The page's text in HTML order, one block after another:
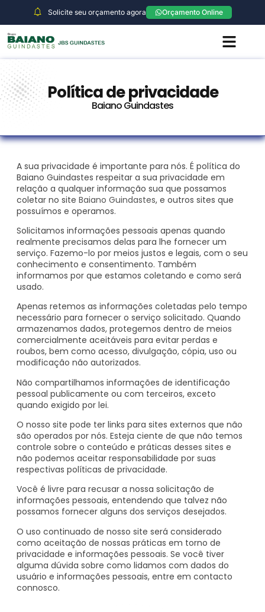
Solicite seu orçamento agora Orçamento Online
Política de privacidade
Baiano Guindastes
A sua privacidade é importante para nós. É política do
Baiano Guindastes respeitar a sua privacidade em
relação a qualquer informação sua que possamos
coletar no site Baiano Guindastes, e outros sites que
possuímos e operamos.
Solicitamos informações pessoais apenas quando
realmente precisamos delas para lhe fornecer um
serviço. Fazemo-lo por meios justos e legais, com o seu
conhecimento e consentimento. Também
informamos por que estamos coletando e como será
usado.
Apenas retemos as informações coletadas pelo tempo
necessário para fornecer o serviço solicitado. Quando
armazenamos dados, protegemos dentro de meios
comercialmente aceitáveis para evitar perdas e
roubos, bem como acesso, divulgação, cópia, uso ou
modificação não autorizados.
Não compartilhamos informações de identificação
pessoal publicamente ou com terceiros, exceto
quando exigido por lei.
O nosso site pode ter links para sites externos que não
são operados por nós. Esteja ciente de que não temos
controle sobre o conteúdo e práticas desses sites e
não podemos aceitar responsabilidade por suas
respectivas políticas de privacidade.
Você é livre para recusar a nossa solicitação de
informações pessoais, entendendo que talvez não
possamos fornecer alguns dos serviços desejados.
O uso continuado de nosso site será considerado
como aceitação de nossas práticas em torno de
privacidade e informações pessoais. Se você tiver
alguma dúvida sobre como lidamos com dados do
usuário e informações pessoais, entre em contacto
connosco.